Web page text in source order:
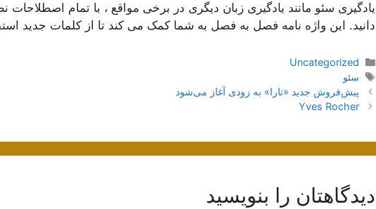
یادگیری سئو مانند یادگیری زبان دیگری در برخی مواقع ، با تمام
دانید. این واژه نامه فصل به فصل به شما کمک می کند تا از کلمات جدید
دسته‌ها
Uncategorized
برچسب‌ها
سئو
ناوبری
نوشته‌ها
پیش‌فروش جدید «تارا» به زودی آغاز می‌شود
Yves Rocher
دیدگاهتان را بنویسید